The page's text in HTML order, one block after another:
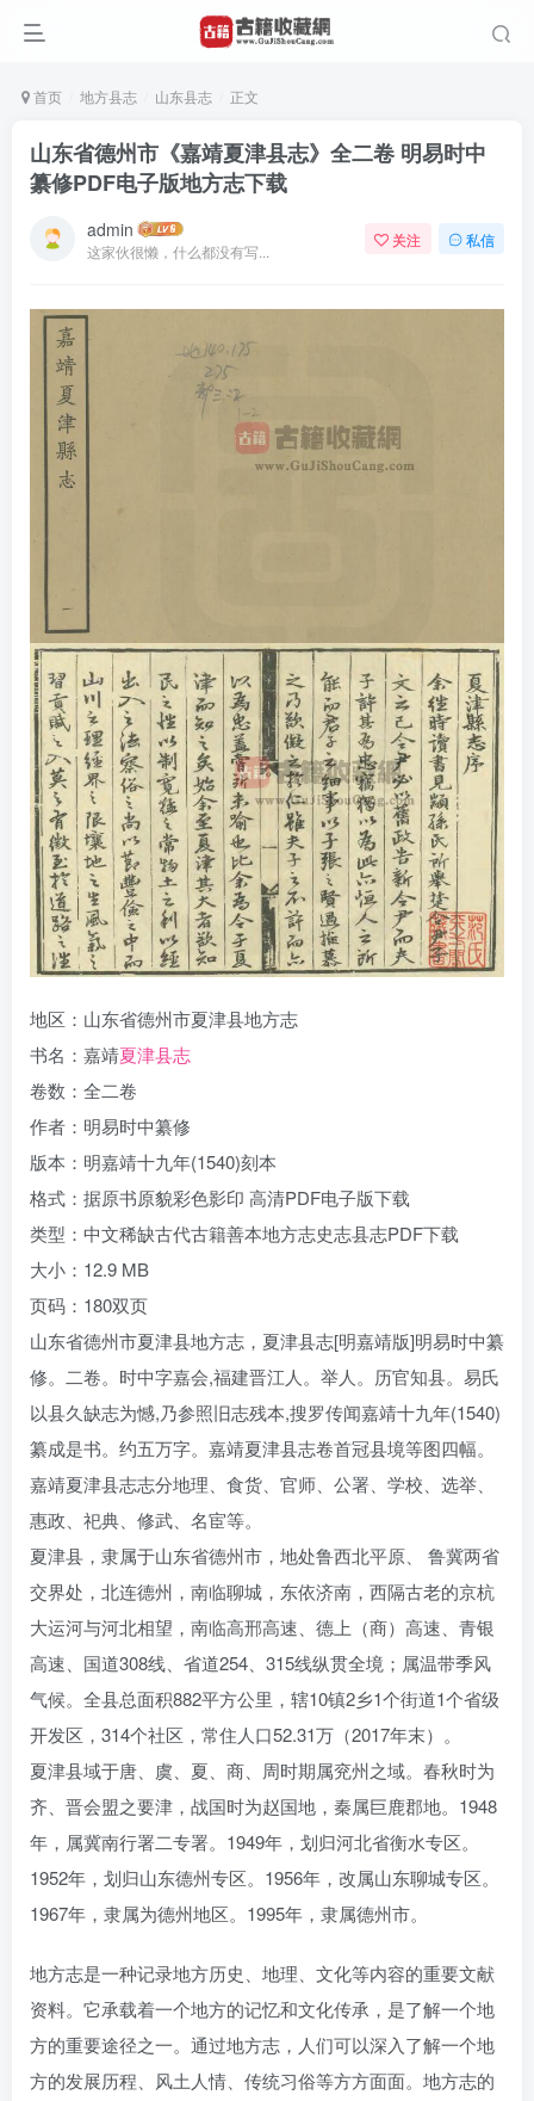
首页 地方县志 山东县志 正文
山东省德州市《嘉靖夏津县志》全二卷 明易时中
纂修PDF电子版地方志下载
admin
这家伙很懒，什么都没有写...
关注 私信
地区：山东省德州市夏津县地方志
书名：嘉靖夏津县志
卷数：全二卷
作者：明易时中纂修
版本：明嘉靖十九年(1540)刻本
格式：据原书原貌彩色影印 高清PDF电子版下载
类型：中文稀缺古代古籍善本地方志史志县志PDF下载
大小：12.9 MB
页码：180双页
山东省德州市夏津县地方志，夏津县志[明嘉靖版]明易时中纂
修。二卷。时中字嘉会,福建晋江人。举人。历官知县。易氏
以县久缺志为憾,乃参照旧志残本,搜罗传闻嘉靖十九年(1540)
纂成是书。约五万字。嘉靖夏津县志卷首冠县境等图四幅。
嘉靖夏津县志志分地理、食货、官师、公署、学校、选举、
惠政、祀典、修武、名宦等。
夏津县，隶属于山东省德州市，地处鲁西北平原、 鲁冀两省
交界处，北连德州，南临聊城，东依济南，西隔古老的京杭
大运河与河北相望，南临高邢高速、德上（商）高速、青银
高速、国道308线、省道254、315线纵贯全境；属温带季风
气候。全县总面积882平方公里，辖10镇2乡1个街道1个省级
开发区，314个社区，常住人口52.31万（2017年末）。
夏津县域于唐、虞、夏、商、周时期属兖州之域。春秋时为
齐、晋会盟之要津，战国时为赵国地，秦属巨鹿郡地。1948
年，属冀南行署二专署。1949年，划归河北省衡水专区。
1952年，划归山东德州专区。1956年，改属山东聊城专区。
1967年，隶属为德州地区。1995年，隶属德州市。
地方志是一种记录地方历史、地理、文化等内容的重要文献
资料。它承载着一个地方的记忆和文化传承，是了解一个地
方的重要途径之一。通过地方志，人们可以深入了解一个地
方的发展历程、风土人情、传统习俗等方方面面。地方志的